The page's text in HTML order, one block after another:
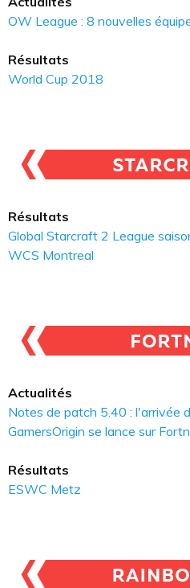
OW League : 8 nouvelles
Résultats
World Cup 2018
Résultats
Global Starcraft 2 League
WCS Montreal
Actualités
Notes de patch 5.40 : l'arrivée
GamersOrigin se lance sur
Résultats
ESWC Metz